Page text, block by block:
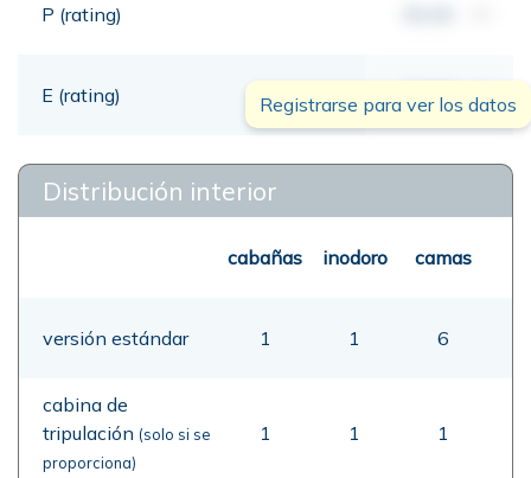
P (rating)
E (rating) 00,00 mt
Registrarse para ver los datos
Distribución interior
cabañas inodoro camas
versión estándar 1 1 6
cabina de
tripulación (solo si se
proporciona)
1 1 1